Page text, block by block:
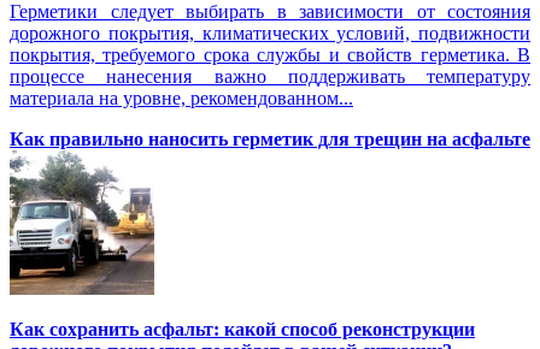
Герметики следует выбирать в зависимости от состояния
дорожного покрытия, климатических условий, подвижности
покрытия, требуемого срока службы и свойств герметика. В
процессе нанесения важно поддерживать температуру
материала на уровне, рекомендованном...
Как правильно наносить герметик для трещин на асфальте
Как сохранить асфальт: какой способ реконструкции